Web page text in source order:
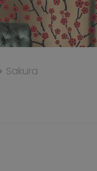
Sakura